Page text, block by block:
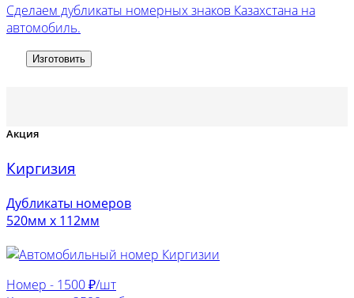
Сделаем дубликаты номерных знаков Казахстана на
автомобиль.
Изготовить
Акция
Киргизия
Дубликаты номеров
520мм х 112мм
Номер - 1500 ₽/шт